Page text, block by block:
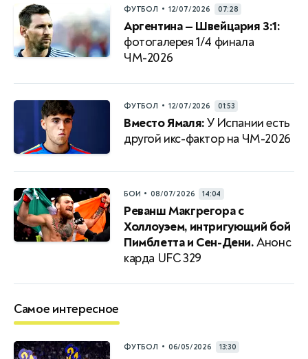
ФУТБОЛ • 12/07/2026 07:28
Аргентина — Швейцария 3:1:
фотогалерея 1/4 финала
ЧМ-2026
ФУТБОЛ • 12/07/2026 01:53
Вместо Ямаля:У Испании есть
другой икс-фактор на ЧМ-2026
БОИ • 08/07/2026 14:04
Реванш Макгрегора с
Холлоуэем, интригующий бой
Пимблетта и Сен-Дени.Анонс
карда UFC 329
Самое интересное
ФУТБОЛ • 06/05/2026 13:30